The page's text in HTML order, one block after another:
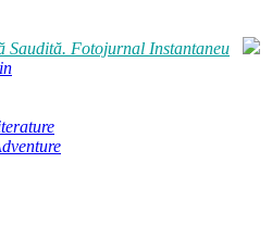
Saudită. Fotojurnal Instantaneu